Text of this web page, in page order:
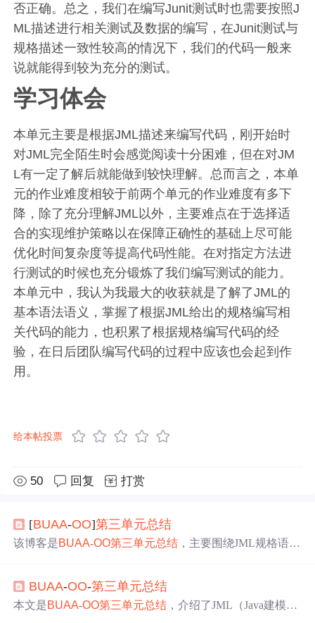
否正确。总之，我们在编写Junit测试时也需要按照J
ML描述进行相关测试及数据的编写，在Junit测试与
规格描述一致性较高的情况下，我们的代码一般来
说就能得到较为充分的测试。
学习体会
本单元主要是根据JML描述来编写代码，刚开始时
对JML完全陌生时会感觉阅读十分困难，但在对JM
L有一定了解后就能做到较快理解。总而言之，本单
元的作业难度相较于前两个单元的作业难度有多下
降，除了充分理解JML以外，主要难点在于选择适
合的实现维护策略以在保障正确性的基础上尽可能
优化时间复杂度等提高代码性能。在对指定方法进
行测试的时候也充分锻炼了我们编写测试的能力。
本单元中，我认为我最大的收获就是了解了JML的
基本语法语义，掌握了根据JML给出的规格编写相
关代码的能力，也积累了根据规格编写代码的经
验，在日后团队编写代码的过程中应该也会起到作
用。
给本帖投票
50 回复 打赏
[BUAA-OO]第三单元总结
该博客是BUAA-OO第三单元总结 ，主要围绕JML规格语言
优化性能。强调规格与实现分离，Junit测试能有效检验代
码与规格的一致性。
BUAA-OO-第三单元总结
本文是BUAA-OO第三单元总结 ，介绍了JML（Java建模语